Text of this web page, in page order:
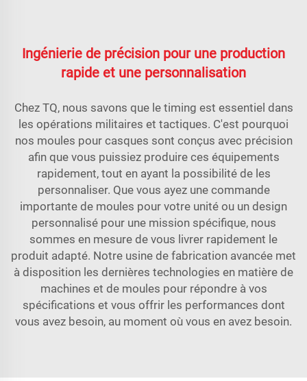
Ingénierie de précision pour une production
rapide et une personnalisation
Chez TQ, nous savons que le timing est essentiel dans
les opérations militaires et tactiques. C'est pourquoi
nos moules pour casques sont conçus avec précision
afin que vous puissiez produire ces équipements
rapidement, tout en ayant la possibilité de les
personnaliser. Que vous ayez une commande
importante de moules pour votre unité ou un design
personnalisé pour une mission spécifique, nous
sommes en mesure de vous livrer rapidement le
produit adapté. Notre usine de fabrication avancée met
à disposition les dernières technologies en matière de
machines et de moules pour répondre à vos
spécifications et vous offrir les performances dont
vous avez besoin, au moment où vous en avez besoin.